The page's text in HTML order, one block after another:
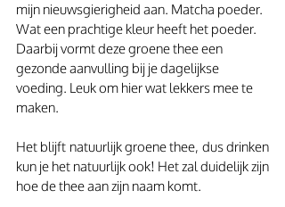
mijn nieuwsgierigheid aan. Matcha poeder.
Wat een prachtige kleur heeft het poeder.
Daarbij vormt deze groene thee een
gezonde aanvulling bij je dagelijkse
voeding. Leuk om hier wat lekkers mee te
maken.
Het blijft natuurlijk groene thee, dus drinken
kun je het natuurlijk ook! Het zal duidelijk zijn
hoe de thee aan zijn naam komt.